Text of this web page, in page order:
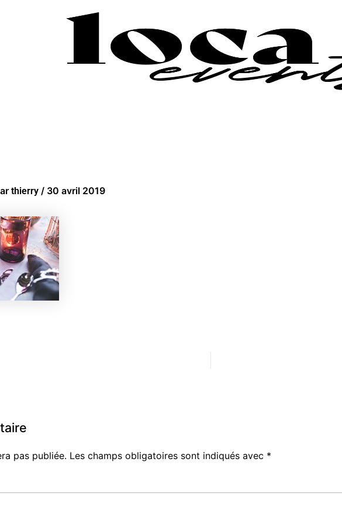
thierry / 30 avril 2019
pas publiée. Les champs obligatoires sont indiqués avec *